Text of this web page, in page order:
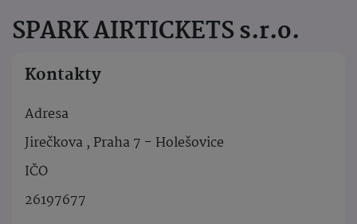
SPARK AIRTICKETS s.r.o.
Kontakty
Adresa
Jirečkova , Praha 7 - Holešovice
IČO
26197677